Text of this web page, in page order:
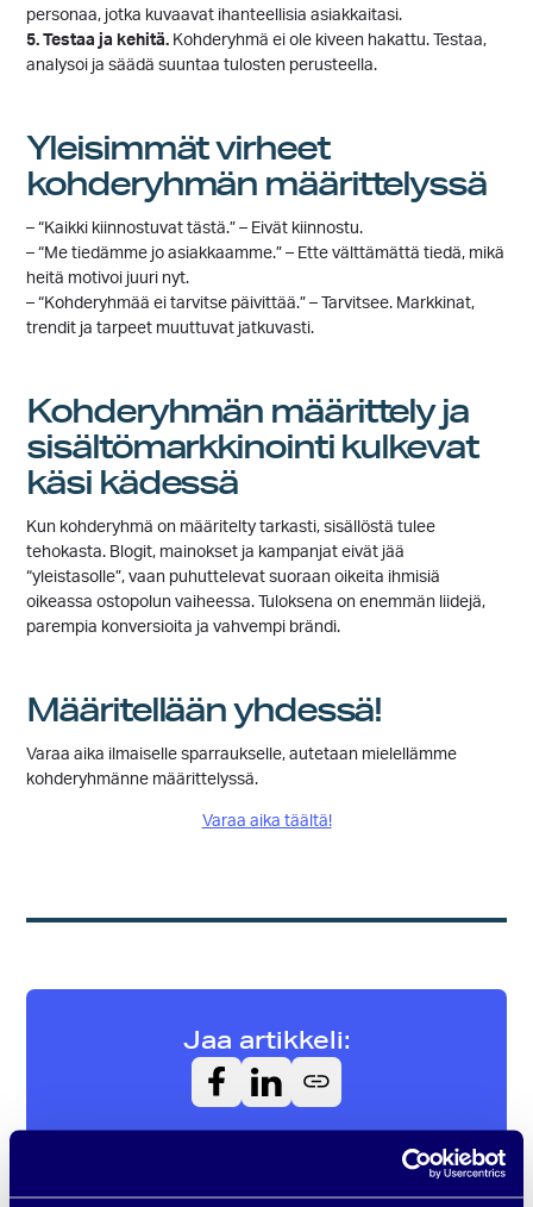
personaa, jotka kuvaavat ihanteellisia asiakkaitasi.
5. Testaa ja kehitä. Kohderyhmä ei ole kiveen hakattu. Testaa,
analysoi ja säädä suuntaa tulosten perusteella.
Yleisimmät virheet
kohderyhmän määrittelyssä
– “Kaikki kiinnostuvat tästä.” – Eivät kiinnostu.
– “Me tiedämme jo asiakkaamme.” – Ette välttämättä tiedä, mikä
heitä motivoi juuri nyt.
– “Kohderyhmää ei tarvitse päivittää.” – Tarvitsee. Markkinat,
trendit ja tarpeet muuttuvat jatkuvasti.
Kohderyhmän määrittely ja
sisältömarkkinointi kulkevat
käsi kädessä
Kun kohderyhmä on määritelty tarkasti, sisällöstä tulee
tehokasta. Blogit, mainokset ja kampanjat eivät jää
“yleistasolle”, vaan puhuttelevat suoraan oikeita ihmisiä
oikeassa ostopolun vaiheessa. Tuloksena on enemmän liidejä,
parempia konversioita ja vahvempi brändi.
Määritellään yhdessä!
Varaa aika ilmaiselle sparraukselle, autetaan mielellämme
kohderyhmänne määrittelyssä.
Varaa aika täältä!
Jaa artikkeli: